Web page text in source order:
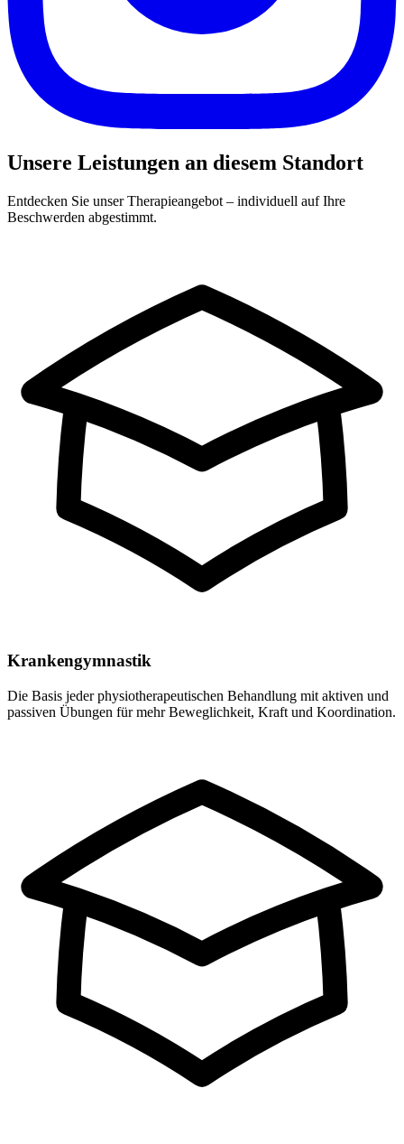
Unsere Leistungen an diesem Standort
Entdecken Sie unser Therapieangebot – individuell auf Ihre
Beschwerden abgestimmt.
Krankengymnastik
Die Basis jeder physiotherapeutischen Behandlung mit aktiven und
passiven Übungen für mehr Beweglichkeit, Kraft und Koordination.